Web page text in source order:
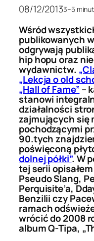
08/12/20133–5 minut
Wśród
publikowanych
odgrywają
hip hopu oraz
wydawnictw.
„Lekcja o old
„Hall of Fame” –
stanowi
działalności
zajmujących się
pochodzącymi
90.tych
poświęconą
dolnej półki”. W
tej serii
Pseudo Slang,
Perquisite’a,
Benzilii czy
ramach
wrócić do 2008
album Q-Tipa,